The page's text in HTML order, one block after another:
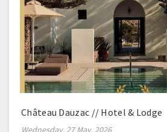
Château Dauzac // Hotel & Lodge
Wednesday, 27 May, 2026